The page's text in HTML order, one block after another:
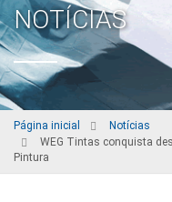
NOTÍCIAS
Página inicial
Notícias
WEG Tintas conquista
Pintura